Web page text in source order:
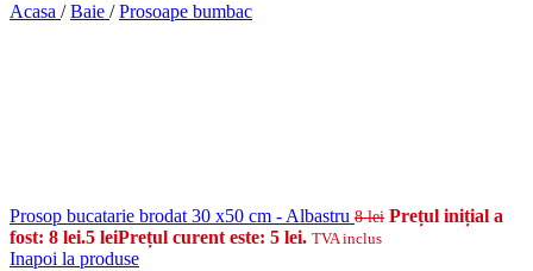
Acasa / Baie / Prosoape bumbac
Prosop bucatarie brodat 30 x50 cm - Albastru 8lei Prețul inițial a
fost: 8 lei.5 leiPrețul curent este: 5 lei. TVA inclus
Inapoi la produse